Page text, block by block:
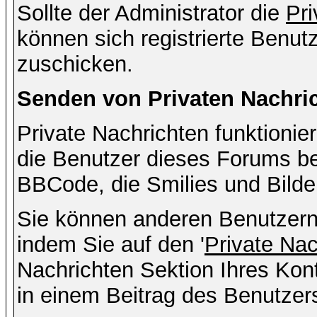
Sollte der Administrator die
können sich registrierte
zuschicken.
Senden von Privaten
Private Nachrichten
die Benutzer dieses Forums
BBCode, die Smilies und
Sie können anderen
indem Sie auf den 'Private
Nachrichten Sektion Ihres
in einem Beitrag des